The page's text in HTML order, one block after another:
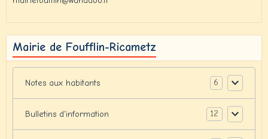
Mairie de Foufflin-Ricametz
Notes aux habitants 6
Bulletins d'information 12